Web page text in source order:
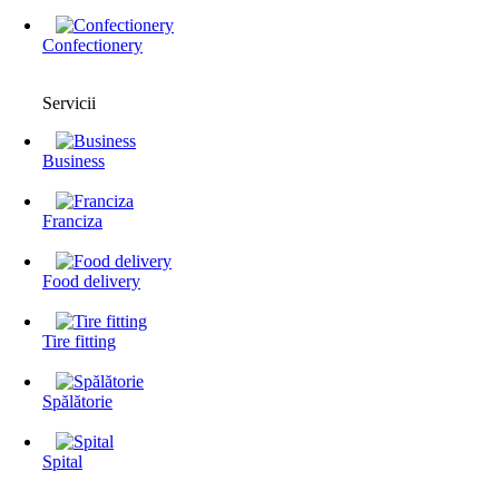
Confectionery
Servicii
Business
Franciza
Food delivery
Tire fitting
Spălătorie
Spital